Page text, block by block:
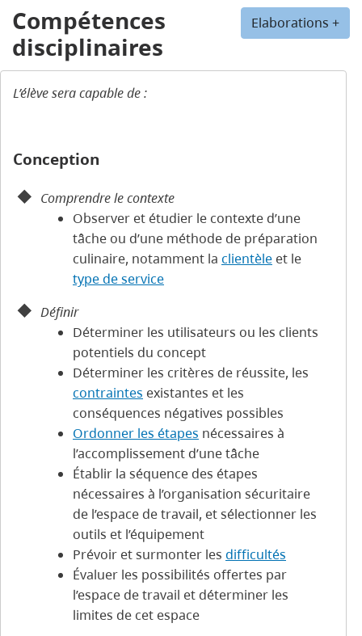
Elaborations +
Compétences
disciplinaires
L’élève sera capable de :
Conception
Comprendre le contexte
Observer et étudier le contexte d’une
tâche ou d’une méthode de préparation
culinaire, notamment la clientèle et le
type de service
Définir
Déterminer les utilisateurs ou les clients
potentiels du concept
Déterminer les critères de réussite, les
contraintes existantes et les
conséquences négatives possibles
Ordonner les étapes nécessaires à
l’accomplissement d’une tâche
Établir la séquence des étapes
nécessaires à l’organisation sécuritaire
de l’espace de travail, et sélectionner les
outils et l’équipement
Prévoir et surmonter les difficultés
Évaluer les possibilités offertes par
l’espace de travail et déterminer les
limites de cet espace